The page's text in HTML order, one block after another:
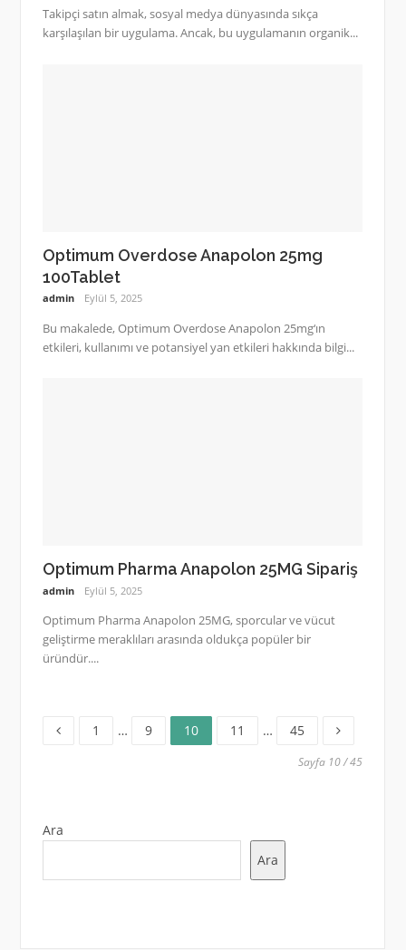
Takipçi satın almak, sosyal medya dünyasında sıkça
karşılaşılan bir uygulama. Ancak, bu uygulamanın organik...
Optimum Overdose Anapolon 25mg
100Tablet
admin Eylül 5, 2025
Bu makalede, Optimum Overdose Anapolon 25mg‘ın
etkileri, kullanımı ve potansiyel yan etkileri hakkında bilgi...
Optimum Pharma Anapolon 25MG Sipariş
admin Eylül 5, 2025
Optimum Pharma Anapolon 25MG, sporcular ve vücut
geliştirme meraklıları arasında oldukça popüler bir
üründür....
Yazı
Sayfa
1 … Sayfa
9 Sayfa
10 Sayfa
11 … Sayfa
45
Sayfa 10 / 45
Ara
Ara